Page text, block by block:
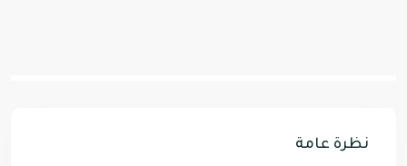
نظرة عامة